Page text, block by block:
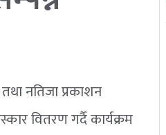
नतिजा प्रकाशन
वितरण गर्दै कार्यक्रम